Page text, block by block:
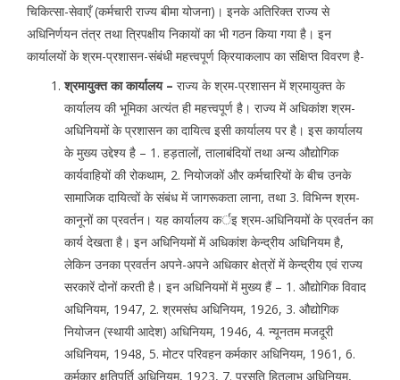
चिकित्सा-सेवाएँ (कर्मचारी राज्य बीमा योजना)। इनके अतिरिक्त राज्य से
अधिनिर्णयन तंत्र तथा त्रिपक्षीय निकायों का भी गठन किया गया है। इन
कार्यालयों के श्रम-प्रशासन-संबंधी महत्त्वपूर्ण क्रियाकलाप का संक्षिप्त विवरण है-
श्रमायुक्त का कार्यालय – राज्य के श्रम-प्रशासन में श्रमायुक्त के
कार्यालय की भूमिका अत्यंत ही महत्त्वपूर्ण है। राज्य में अधिकांश श्रम-
अधिनियमों के प्रशासन का दायित्व इसी कार्यालय पर है। इस कार्यालय
के मुख्य उद्देश्य है – 1. हड़तालों, तालाबंदियों तथा अन्य औद्योगिक
कार्यवाहियों की रोकथाम, 2. नियोजकों और कर्मचारियों के बीच उनके
सामाजिक दायित्वों के संबंध में जागरूकता लाना, तथा 3. विभिन्न श्रम-
कानूनों का प्रवर्तन। यह कार्यालय कर्इ श्रम-अधिनियमों के प्रवर्तन का
कार्य देखता है। इन अधिनियमों में अधिकांश केन्द्रीय अधिनियम है,
लेकिन उनका प्रवर्तन अपने-अपने अधिकार क्षेत्रों में केन्द्रीय एवं राज्य
सरकारें दोनों करती है। इन अधिनियमों में मुख्य हैं – 1. औद्योगिक विवाद
अधिनियम, 1947, 2. श्रमसंघ अधिनियम, 1926, 3. औद्योगिक
नियोजन (स्थायी आदेश) अधिनियम, 1946, 4. न्यूनतम मजदूरी
अधिनियम, 1948, 5. मोटर परिवहन कर्मकार अधिनियम, 1961, 6.
कर्मकार क्षतिपूर्ति अधिनियम, 1923, 7. प्रसूति हितलाभ अधिनियम,